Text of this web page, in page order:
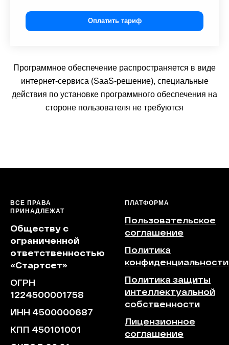
Оплатить тариф
Программное обеспечение распространяется в виде
интернет-сервиса (SaaS-решение), специальные
действия по установке программного обеспечения на
стороне пользователя не требуются
ВСЕ ПРАВА
ПРИНАДЛЕЖАТ
Обществу с
ограниченной
ответственностью
«Стартсет»
ОГРН
1224500001758
ИНН 4500000687
КПП 450101001
ПЛАТФОРМА
Пользовательское
соглашение
Политика
конфиденциальности
Политика защиты
интеллектуальной
собственности
Лицензионное
соглашение